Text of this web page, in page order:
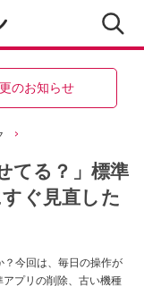
のお知らせ
てる？」標準
ぐ見直した
？今回は、毎日の操作が
プリの削除、古い機種